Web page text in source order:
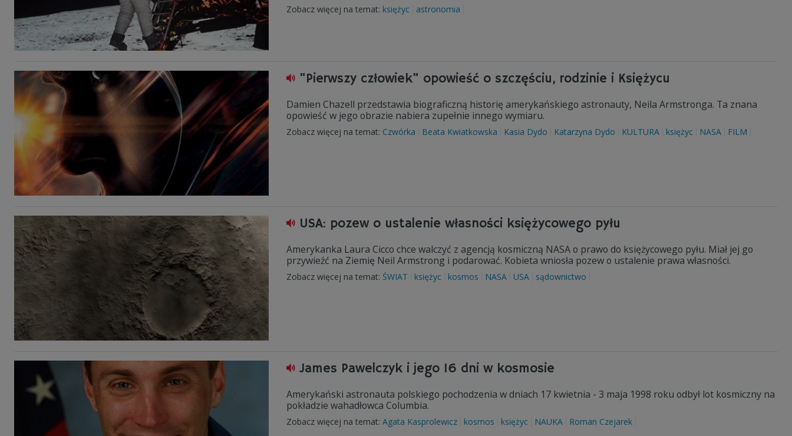
Zobacz więcej na temat: księżyc astronomia
"Pierwszy człowiek" opowieść o szczęściu, rodzinie i Księżycu
Damien Chazell przedstawia biograficzną historię amerykańskiego astronauty, Neila Armstronga. Ta znana
opowieść w jego obrazie nabiera zupełnie innego wymiaru.
Zobacz więcej na temat: Czwórka Beata Kwiatkowska Kasia Dydo Katarzyna Dydo KULTURA księżyc NASA FILM
USA: pozew o ustalenie własności księżycowego pyłu
Amerykanka Laura Cicco chce walczyć z agencją kosmiczną NASA o prawo do księżycowego pyłu. Miał jej go
przywieźć na Ziemię Neil Armstrong i podarować. Kobieta wniosła pozew o ustalenie prawa własności.
Zobacz więcej na temat: ŚWIAT księżyc kosmos NASA USA sądownictwo
James Pawelczyk i jego 16 dni w kosmosie
Amerykański astronauta polskiego pochodzenia w dniach 17 kwietnia - 3 maja 1998 roku odbył lot kosmiczny na
pokładzie wahadłowca Columbia.
Zobacz więcej na temat: Agata Kasprolewicz kosmos księżyc NAUKA Roman Czejarek